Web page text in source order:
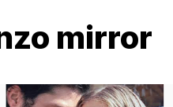
mirror